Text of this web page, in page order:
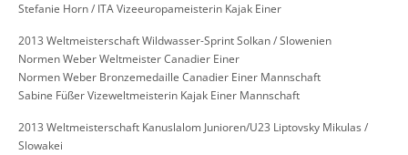
Stefanie Horn / ITA Vizeeuropameisterin Kajak Einer
2013 Weltmeisterschaft Wildwasser-Sprint Solkan / Slowenien
Normen Weber Weltmeister Canadier Einer
Normen Weber Bronzemedaille Canadier Einer Mannschaft
Sabine Füßer Vizeweltmeisterin Kajak Einer Mannschaft
2013 Weltmeisterschaft Kanuslalom Junioren/U23 Liptovsky Mikulas /
Slowakei